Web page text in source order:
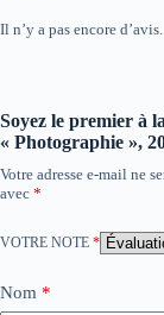
Il n’y a pas encore d’avis.
Soyez le premier à
« Photographie »,
Votre adresse e-mail ne
avec *
VOTRE NOTE *
Nom *